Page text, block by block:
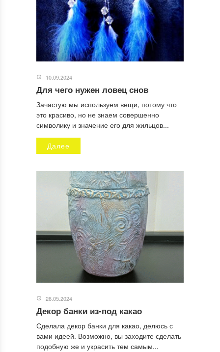
10.09.2024
Для чего нужен ловец снов
Зачастую мы используем вещи, потому что
это красиво, но не знаем совершенно
символику и значение его для жильцов...
Далее
26.05.2024
Декор банки из-под какао
Сделала декор банки для какао, делюсь с
вами идеей. Возможно, вы заходите сделать
подобную же и украсить тем самым...